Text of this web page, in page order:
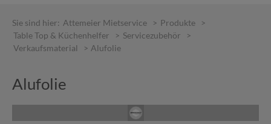
content
Sie sind hier: Attemeier Mietservice > Produkte
>
Table Top & Küchenhelfer
> Servicezubehör
>
Verkaufsmaterial
> Alufolie
Alufolie